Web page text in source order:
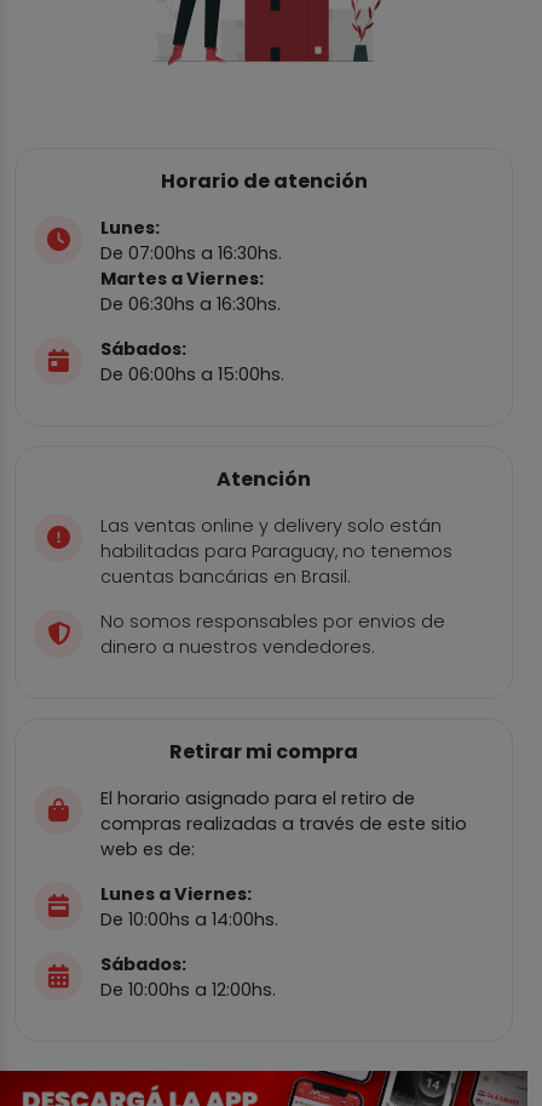
Horario de atención
Lunes:
De 07:00hs a 16:30hs.
Martes a Viernes:
De 06:30hs a 16:30hs.
Sábados:
De 06:00hs a 15:00hs.
Atención
Las ventas online y delivery solo están
habilitadas para Paraguay, no tenemos
cuentas bancárias en Brasil.
No somos responsables por envios de
dinero a nuestros vendedores.
Retirar mi compra
El horario asignado para el retiro de
compras realizadas a través de este sitio
web es de:
Lunes a Viernes:
De 10:00hs a 14:00hs.
Sábados:
De 10:00hs a 12:00hs.